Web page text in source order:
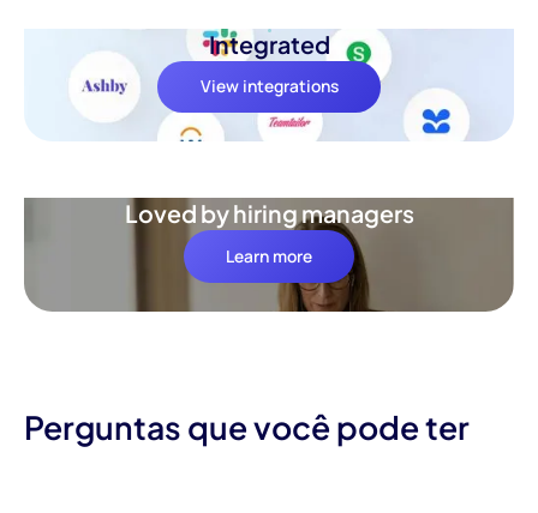
Integrated
View integrations
Loved by hiring managers
Learn more
Perguntas que você pode ter